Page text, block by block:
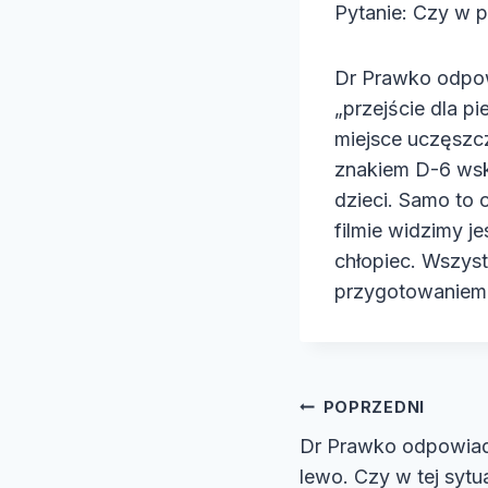
e
Pytanie: Czy w
Dr Prawko
„przejście dla
miejsce
znakiem D-6
dzieci. Samo to
filmie widzimy
chłopiec.
POPRZEDNI
Dr Prawko
lewo. Czy w tej